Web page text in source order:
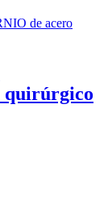
quirúrgico